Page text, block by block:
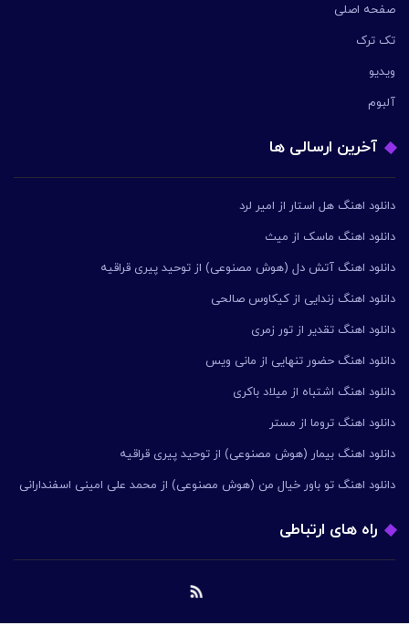
صفحه اصلی
تک ترک
ویدیو
آلبوم
آخرین ارسالی ها
دانلود اهنگ هل استار از امیر لرد
دانلود اهنگ ماسک از میث
دانلود اهنگ آتش دل (هوش مصنوعی) از توحید پیری قراقیه
دانلود اهنگ زندایی از کیکاوس صالحی
دانلود اهنگ تقدیر از تور زمری
دانلود اهنگ حضور تنهایی از مانی ویس
دانلود اهنگ اشتباه از میلاد باکری
دانلود اهنگ تروما از مستر
دانلود اهنگ بیمار (هوش مصنوعی) از توحید پیری قراقیه
دانلود اهنگ تو باور خیال من (هوش مصنوعی) از محمد علی امینی اسفندارانی
راه های ارتباطی